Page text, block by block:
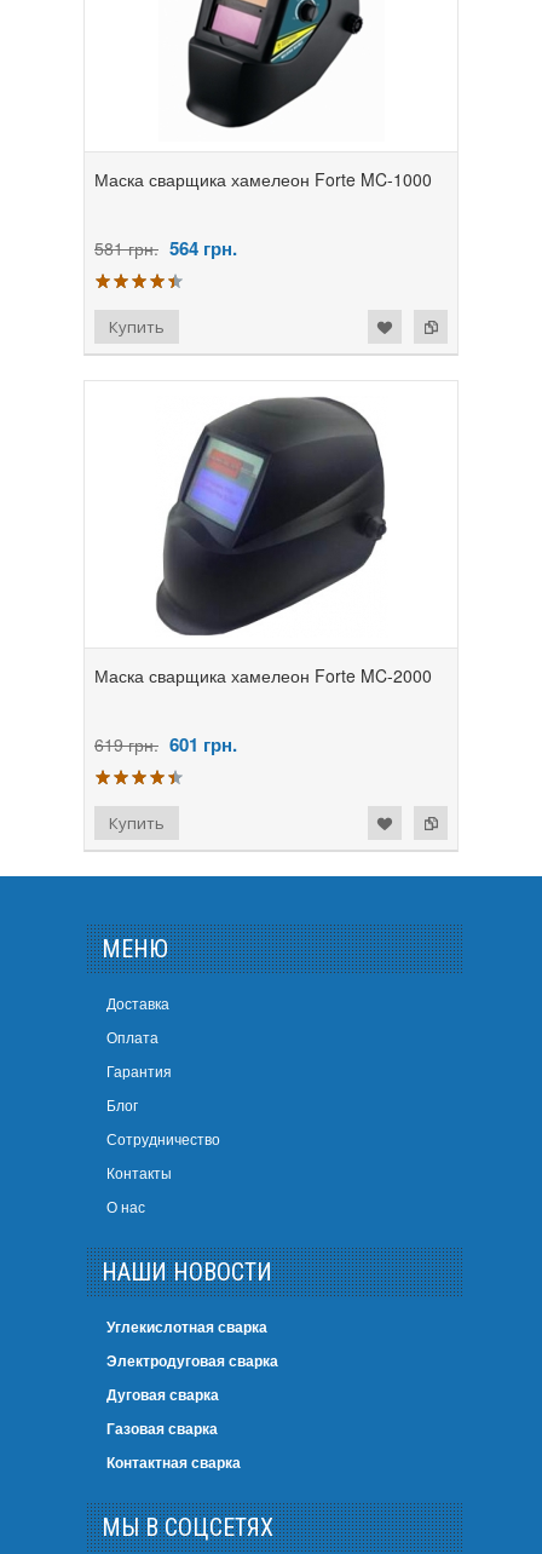
Маска сварщика хамелеон Forte MC-1000
581 грн. 564 грн.
Маска сварщика хамелеон Forte MC-2000
619 грн. 601 грн.
МЕНЮ
Доставка
Оплата
Гарантия
Блог
Сотрудничество
Контакты
О нас
НАШИ НОВОСТИ
Углекислотная сварка
Электродуговая сварка
Дуговая сварка
Газовая сварка
Контактная сварка
МЫ В СОЦСЕТЯХ